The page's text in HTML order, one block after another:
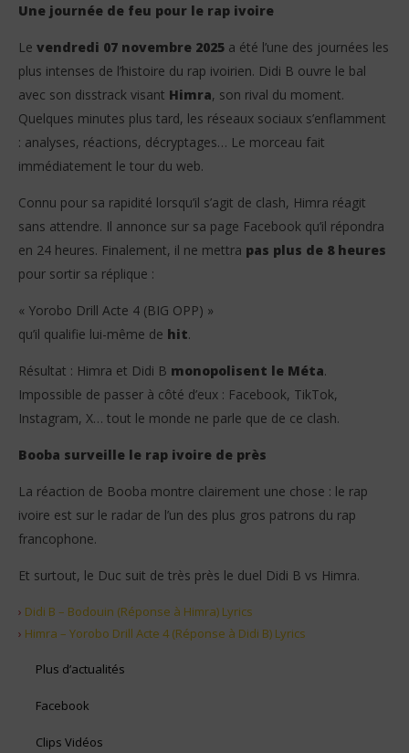
Une journée de feu pour le rap ivoire
Le vendredi 07 novembre 2025 a été l’une des journées les
plus intenses de l’histoire du rap ivoirien. Didi B ouvre le bal
avec son disstrack visant Himra, son rival du moment.
Quelques minutes plus tard, les réseaux sociaux s’enflamment
: analyses, réactions, décryptages… Le morceau fait
immédiatement le tour du web.
Connu pour sa rapidité lorsqu’il s’agit de clash, Himra réagit
sans attendre. Il annonce sur sa page Facebook qu’il répondra
en 24 heures. Finalement, il ne mettra pas plus de 8 heures
pour sortir sa réplique :
« Yorobo Drill Acte 4 (BIG OPP) »
qu’il qualifie lui-même de hit.
Résultat : Himra et Didi B monopolisent le Méta.
Impossible de passer à côté d’eux : Facebook, TikTok,
Instagram, X… tout le monde ne parle que de ce clash.
Booba surveille le rap ivoire de près
La réaction de Booba montre clairement une chose : le rap
ivoire est sur le radar de l’un des plus gros patrons du rap
francophone.
Et surtout, le Duc suit de très près le duel Didi B vs Himra.
› Didi B – Bodouin (Réponse à Himra) Lyrics
› Himra – Yorobo Drill Acte 4 (Réponse à Didi B) Lyrics
Plus d’actualités
Facebook
Clips Vidéos